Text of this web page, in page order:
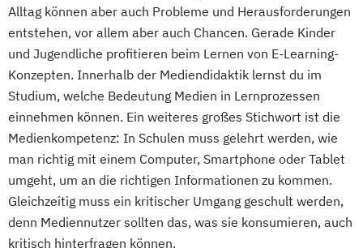
Alltag können aber auch Probleme und Herausforderungen
entstehen, vor allem aber auch Chancen. Gerade Kinder
und Jugendliche profitieren beim Lernen von E-Learning-
Konzepten. Innerhalb der Mediendidaktik lernst du im
Studium, welche Bedeutung Medien in Lernprozessen
einnehmen können. Ein weiteres großes Stichwort ist die
Medienkompetenz: In Schulen muss gelehrt werden, wie
man richtig mit einem Computer, Smartphone oder Tablet
umgeht, um an die richtigen Informationen zu kommen.
Gleichzeitig muss ein kritischer Umgang geschult werden,
denn Mediennutzer sollten das, was sie konsumieren, auch
kritisch hinterfragen können.